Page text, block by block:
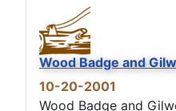
Wood Badge and
10-20-2001
Wood Badge and